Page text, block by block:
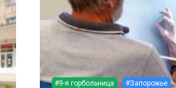
#9-я горбольница #Запорожье